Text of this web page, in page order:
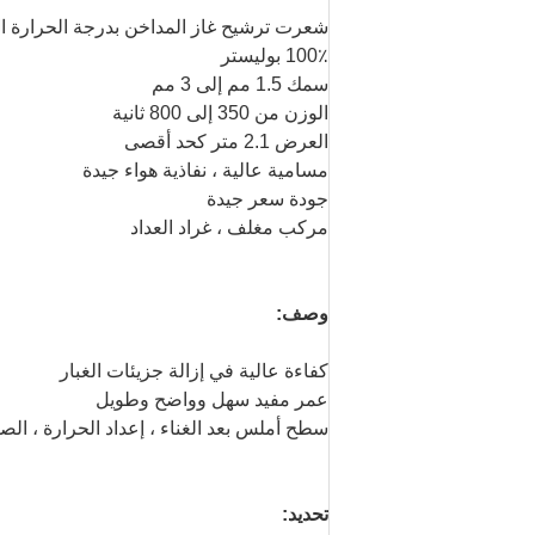
شعرت ترشيح غاز المداخن بدرجة الحرارة
100٪ بوليستر
سمك 1.5 مم إلى 3 مم
الوزن من 350 إلى 800 ثانية
العرض 2.1 متر كحد أقصى
مسامية عالية ، نفاذية هواء جيدة
جودة سعر جيدة
مركب مغلف ، غراد العداد
وصف:
كفاءة عالية في إزالة جزيئات الغبار
عمر مفيد سهل وواضح وطويل
سطح أملس بعد الغناء ، إعداد الحرارة ،
تحديد: